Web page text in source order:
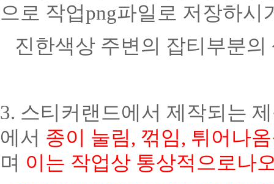
으로 작업png파일로 저장하시
진한색상 주변의 잡티부분의
3. 스티커랜드에서 제작되는
에서 종이 눌림, 꺾임, 튀어나옴
며 이는 작업상 통상적으로나